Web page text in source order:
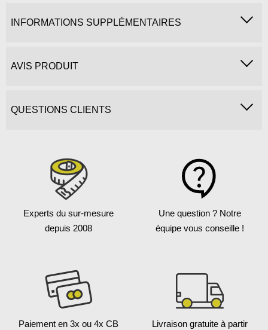
INFORMATIONS SUPPLÉMENTAIRES
AVIS PRODUIT
QUESTIONS CLIENTS
Experts du sur-mesure
depuis 2008
Une question ? Notre
équipe vous conseille !
Paiement en 3x ou 4x CB
Livraison gratuite à partir